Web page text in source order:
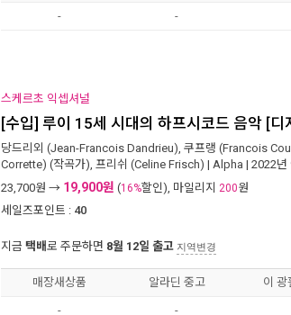
- -
스케르초 익셉셔널
[수입] 루이 15세 시대의 하프시코드 음악 [디
당드리외 (Jean-Francois Dandrieu), 쿠프랭 (Francois
Corrette) (작곡가), 프리쉬 (Celine Frisch) | Alpha | 2022년
23,700원 → 19,900원 (16%할인), 마일리지 200원
세일즈포인트 : 40
지금 택배로 주문하면 8월 12일 출고 지역변경
매장새상품 알라딘 중고 이 광
- -